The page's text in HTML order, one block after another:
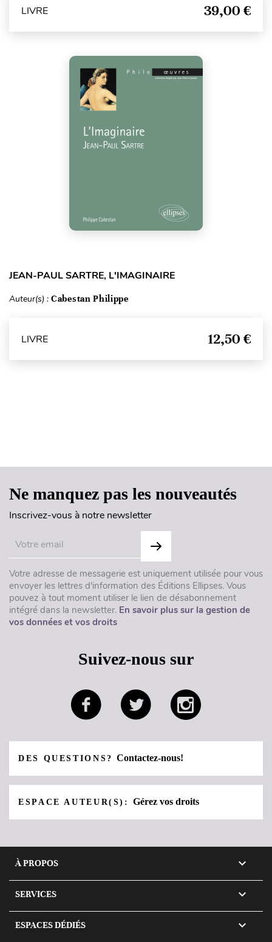
LIVRE 39,00 €
JEAN-PAUL SARTRE, L'IMAGINAIRE
Auteur(s) : Cabestan Philippe
LIVRE 12,50 €
Ne manquez pas les nouveautés
Inscrivez-vous à notre newsletter
Votre adresse de messagerie est uniquement utilisée pour vous
envoyer les lettres d'information des Éditions Ellipses. Vous
pouvez à tout moment utiliser le lien de désabonnement
intégré dans la newsletter. En savoir plus sur la gestion de
vos données et vos droits
Suivez-nous sur
DES QUESTIONS?Contactez-nous!
ESPACE AUTEUR(S):Gérez vos droits
À PROPOS 
SERVICES 
ESPACES DÉDIÉS 